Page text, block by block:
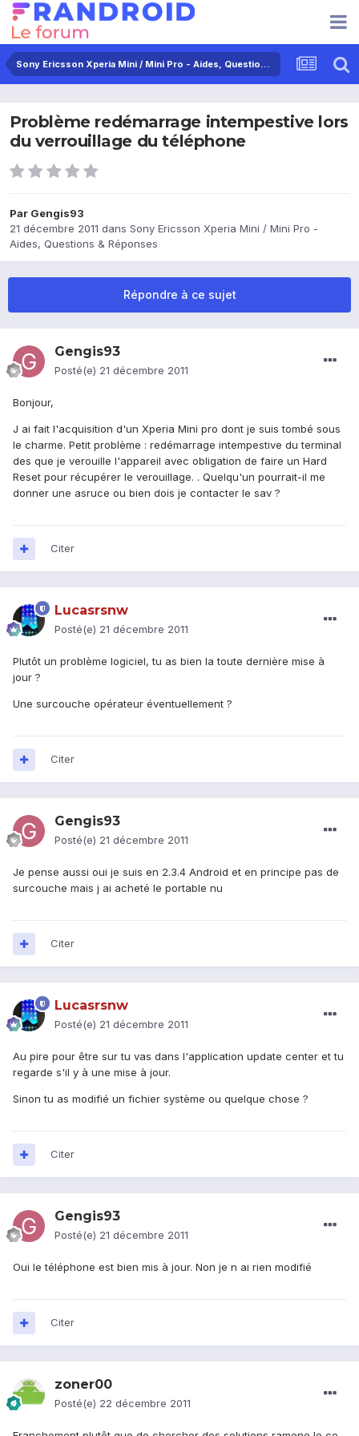
Sony Ericsson Xperia Mini / Mini Pro - Aides, Questions & Réponses
Problème redémarrage intempestive lors
du verrouillage du téléphone
Par Gengis93
21 décembre 2011 dans Sony Ericsson Xperia Mini / Mini Pro -
Aides, Questions & Réponses
Répondre à ce sujet
Gengis93
Posté(e) 21 décembre 2011
Bonjour,
J ai fait l'acquisition d'un Xperia Mini pro dont je suis tombé sous
le charme. Petit problème : redémarrage intempestive du terminal
des que je verouille l'appareil avec obligation de faire un Hard
Reset pour récupérer le verouillage. . Quelqu'un pourrait-il me
donner une asruce ou bien dois je contacter le sav ?
Citer
Lucasrsnw
Posté(e) 21 décembre 2011
Plutôt un problème logiciel, tu as bien la toute dernière mise à
jour ?
Une surcouche opérateur éventuellement ?
Citer
Gengis93
Posté(e) 21 décembre 2011
Je pense aussi oui je suis en 2.3.4 Android et en principe pas de
surcouche mais j ai acheté le portable nu
Citer
Lucasrsnw
Posté(e) 21 décembre 2011
Au pire pour être sur tu vas dans l'application update center et tu
regarde s'il y à une mise à jour.
Sinon tu as modifié un fichier système ou quelque chose ?
Citer
Gengis93
Posté(e) 21 décembre 2011
Oui le téléphone est bien mis à jour. Non je n ai rien modifié
Citer
zoner00
Posté(e) 22 décembre 2011